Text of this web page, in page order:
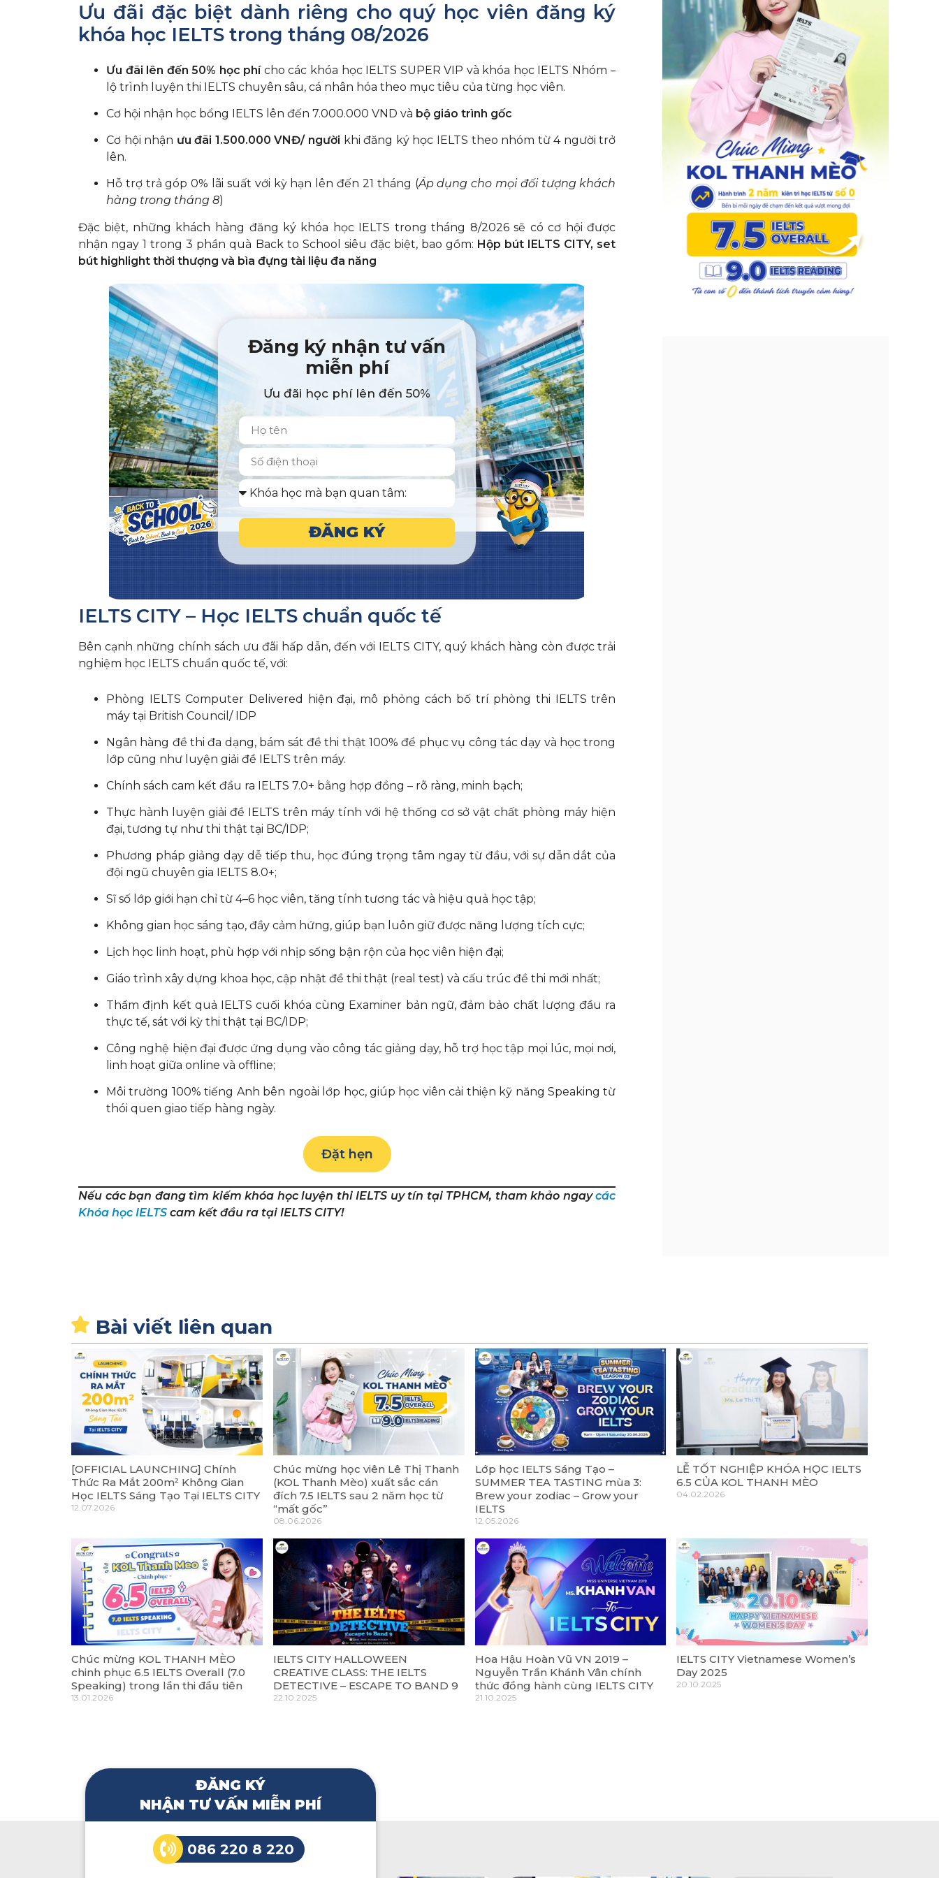
Ưu đãi đặc biệt dành riêng cho quý học viên đăng ký
khóa học IELTS trong tháng 08/2026
Ưu đãi lên đến 50% học phícho các khóa học IELTS SUPER VIP và khóa học IELTS Nhóm –
lộ trình luyện thi IELTS chuyên sâu, cá nhân hóa theo mục tiêu của từng học viên.
Cơ hội nhận học bổng IELTS lên đến 7.000.000 VND và bộ giáo trình gốc
Cơ hội nhận ưu đãi 1.500.000 VNĐ/ người khi đăng ký học IELTS theo nhóm từ 4 người trở
lên.
Hỗ trợ trả góp 0% lãi suất với kỳ hạn lên đến 21 tháng (Áp dụng cho mọi đối tượng khách
hàng trong tháng 8)
Đặc biệt, những khách hàng đăng ký khóa học IELTS trong tháng 8/2026 sẽ có cơ hội được
nhận ngay 1 trong 3 phần quà Back to School siêu đặc biệt, bao gồm: Hộp bút IELTS CITY, set
bút highlight thời thượng và bìa đựng tài liệu đa năng
Đăng ký nhận tư vấn
miễn phí
Ưu đãi học phí lên đến 50%
ĐĂNG KÝ
IELTS CITY – Học IELTS chuẩn quốc tế
Bên cạnh những chính sách ưu đãi hấp dẫn, đến với IELTS CITY, quý khách hàng còn được trải
nghiệm học IELTS chuẩn quốc tế, với:
Phòng IELTS Computer Delivered hiện đại, mô phỏng cách bố trí phòng thi IELTS trên
máy tại British Council/ IDP
Ngân hàng đề thi đa dạng, bám sát đề thi thật 100% để phục vụ công tác dạy và học trong
lớp cũng như luyện giải đề IELTS trên máy.
Chính sách cam kết đầu ra IELTS 7.0+ bằng hợp đồng – rõ ràng, minh bạch;
Thực hành luyện giải đề IELTS trên máy tính với hệ thống cơ sở vật chất phòng máy hiện
đại, tương tự như thi thật tại BC/IDP;
Phương pháp giảng dạy dễ tiếp thu, học đúng trọng tâm ngay từ đầu, với sự dẫn dắt của
đội ngũ chuyên gia IELTS 8.0+;
Sĩ số lớp giới hạn chỉ từ 4–6 học viên, tăng tính tương tác và hiệu quả học tập;
Không gian học sáng tạo, đầy cảm hứng, giúp bạn luôn giữ được năng lượng tích cực;
Lịch học linh hoạt, phù hợp với nhịp sống bận rộn của học viên hiện đại;
Giáo trình xây dựng khoa học, cập nhật đề thi thật (real test) và cấu trúc đề thi mới nhất;
Thẩm định kết quả IELTS cuối khóa cùng Examiner bản ngữ, đảm bảo chất lượng đầu ra
thực tế, sát với kỳ thi thật tại BC/IDP;
Công nghệ hiện đại được ứng dụng vào công tác giảng dạy, hỗ trợ học tập mọi lúc, mọi nơi,
linh hoạt giữa online và offline;
Môi trường 100% tiếng Anh bên ngoài lớp học, giúp học viên cải thiện kỹ năng Speaking từ
thói quen giao tiếp hàng ngày.
Đặt hẹn
Nếu các bạn đang tìm kiếm khóa học luyện thi IELTS uy tín tại TPHCM, tham khảo ngaycác
Khóa học IELTS cam kết đầu ra tại IELTS CITY!
1.0
Bài viết liên quan
[OFFICIAL LAUNCHING] Chính
Thức Ra Mắt 200m² Không Gian
Học IELTS Sáng Tạo Tại IELTS CITY
12.07.2026
Chúc mừng học viên Lê Thị Thanh
(KOL Thanh Mèo) xuất sắc cán
đích 7.5 IELTS sau 2 năm học từ
“mất gốc”
08.06.2026
Lớp học IELTS Sáng Tạo –
SUMMER TEA TASTING mùa 3:
Brew your zodiac – Grow your
IELTS
12.05.2026
LỄ TỐT NGHIỆP KHÓA HỌC IELTS
6.5 CỦA KOL THANH MÈO
04.02.2026
Chúc mừng KOL THANH MÈO
chinh phục 6.5 IELTS Overall (7.0
Speaking) trong lần thi đầu tiên
13.01.2026
IELTS CITY HALLOWEEN
CREATIVE CLASS: THE IELTS
DETECTIVE – ESCAPE TO BAND 9
22.10.2025
Hoa Hậu Hoàn Vũ VN 2019 –
Nguyễn Trần Khánh Vân chính
thức đồng hành cùng IELTS CITY
21.10.2025
IELTS CITY Vietnamese Women’s
Day 2025
20.10.2025
ĐĂNG KÝ
NHẬN TƯ VẤN MIỄN PHÍ
086 220 8 220